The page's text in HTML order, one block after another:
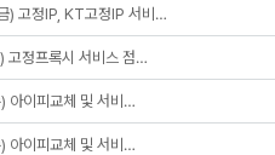
고정IP, KT고정IP 서비…
정프록시 서비스 점…
이피교체 및 서비…
이피교체 및 서비…